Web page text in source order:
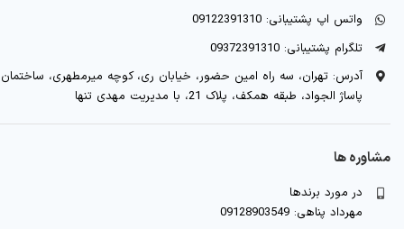
واتس اپ پشتیبانی: 09122391310
تلگرام پشتیبانی: 09372391310
آدرس: تهران، سه راه امین حضور، خیابان ری، کوچه میرمطهری، ساختمان
پاساژ الجواد، طبقه همکف، پلاک 21، با مدیریت مهدی تنها
مشاوره ها
در مورد برندها
مهرداد پناهی: 09128903549